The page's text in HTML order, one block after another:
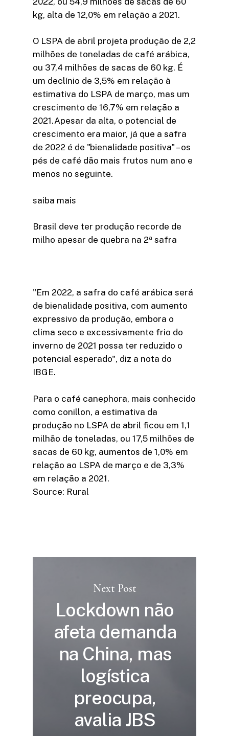
kg, alta de 12,0% em relação a 2021.
O LSPA de abril projeta produção de 2,2
milhões de toneladas de café arábica,
ou 37,4 milhões de sacas de 60 kg. É
um declínio de 3,5% em relação à
estimativa do LSPA de março, mas um
crescimento de 16,7% em relação a
2021.Apesar da alta, o potencial de
crescimento era maior, já que a safra
de 2022 é de "bienalidade positiva" – os
pés de café dão mais frutos num ano e
menos no seguinte.
saiba mais
Brasil deve ter produção recorde de
milho apesar de quebra na 2ª safra
"Em 2022, a safra do café arábica será
de bienalidade positiva, com aumento
expressivo da produção, embora o
clima seco e excessivamente frio do
inverno de 2021 possa ter reduzido o
potencial esperado", diz a nota do
IBGE.
Para o café canephora, mais conhecido
como conillon, a estimativa da
produção no LSPA de abril ficou em 1,1
milhão de toneladas, ou 17,5 milhões de
sacas de 60 kg, aumentos de 1,0% em
relação ao LSPA de março e de 3,3%
em relação a 2021.
Source: Rural
Next Post
Lockdown não
afeta demanda
na China, mas
logística
preocupa,
avalia JBS